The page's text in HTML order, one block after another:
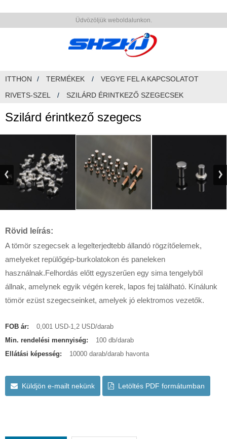
Üdvözöljük weboldalunkon.
ITTHON TERMÉKEK
VEGYE FEL A KAPCSOLATOT
RIVETS-SZEL
SZILÁRD ÉRINTKEZŐ SZEGECSEK
Szilárd érintkező szegecs
Rövid leírás:
A tömör szegecsek a legelterjedtebb állandó rögzítőelemek,
amelyeket repülőgép-burkolatokon és paneleken
használnak.Felhordás előtt egyszerűen egy sima tengelyből
állnak, amelynek egyik végén kerek, lapos fej található. Kínálunk
tömör ezüst szegecseinket, amelyek jó elektromos vezetők.
FOB ár:
0,001 USD-1,2 USD/darab
Min. rendelési mennyiség:
100 db/darab
Ellátási képesség:
10000 darab/darab havonta
Küldjön e-mailt nekünk Letöltés PDF formátumban